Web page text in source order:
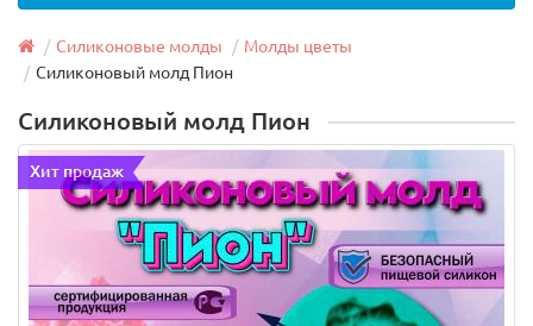
Силиконовые молды
Молды цветы
Силиконовый молд Пион
Силиконовый молд Пион
Хит продаж